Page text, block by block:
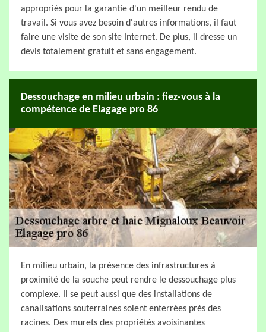
appropriés pour la garantie d'un meilleur rendu de
travail. Si vous avez besoin d'autres informations, il faut
faire une visite de son site Internet. De plus, il dresse un
devis totalement gratuit et sans engagement.
Dessouchage en milieu urbain : fiez-vous à la
compétence de Elagage pro 86
En milieu urbain, la présence des infrastructures à
proximité de la souche peut rendre le dessouchage plus
complexe. Il se peut aussi que des installations de
canalisations souterraines soient enterrées près des
racines. Des murets des propriétés avoisinantes